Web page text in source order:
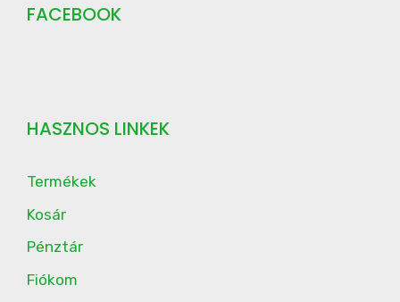
FACEBOOK
HASZNOS LINKEK
Termékek
Kosár
Pénztár
Fiókom